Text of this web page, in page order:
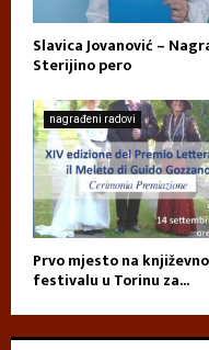
Slavica Jovanović –
Sterijino pero
nagrađeni radovi
Prvo mjesto na
festivalu u Torinu za...